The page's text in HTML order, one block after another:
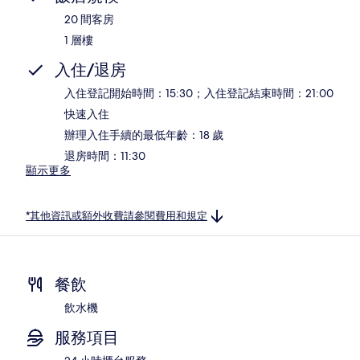
20 間客房
1 層樓
入住/退房
入住登記開始時間：15:30；入住登記結束時間：21:00
快速入住
辦理入住手續的最低年齡：18 歲
退房時間：11:30
顯示更多
*其他資訊或額外收費請參閱費用和規定
餐飲
飲水機
服務項目